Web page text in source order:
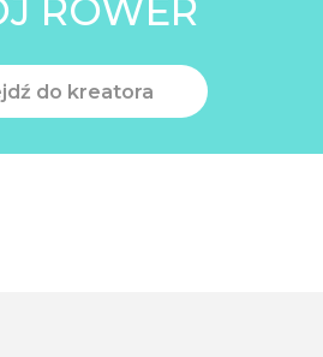
ROWER
do kreatora